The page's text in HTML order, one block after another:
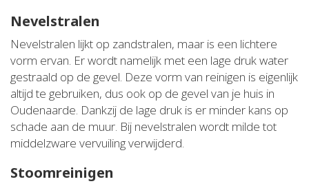
Nevelstralen
Nevelstralen lijkt op zandstralen, maar is een lichtere
vorm ervan. Er wordt namelijk met een lage druk water
gestraald op de gevel. Deze vorm van reinigen is eigenlijk
altijd te gebruiken, dus ook op de gevel van je huis in
Oudenaarde. Dankzij de lage druk is er minder kans op
schade aan de muur. Bij nevelstralen wordt milde tot
middelzware vervuiling verwijderd.
Stoomreinigen